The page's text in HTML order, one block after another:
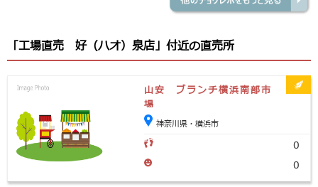
「工場直売 好（ハオ）泉店」付近の直売所
山安 ブランチ横浜南部市
場
神奈川県・横浜市
0
0